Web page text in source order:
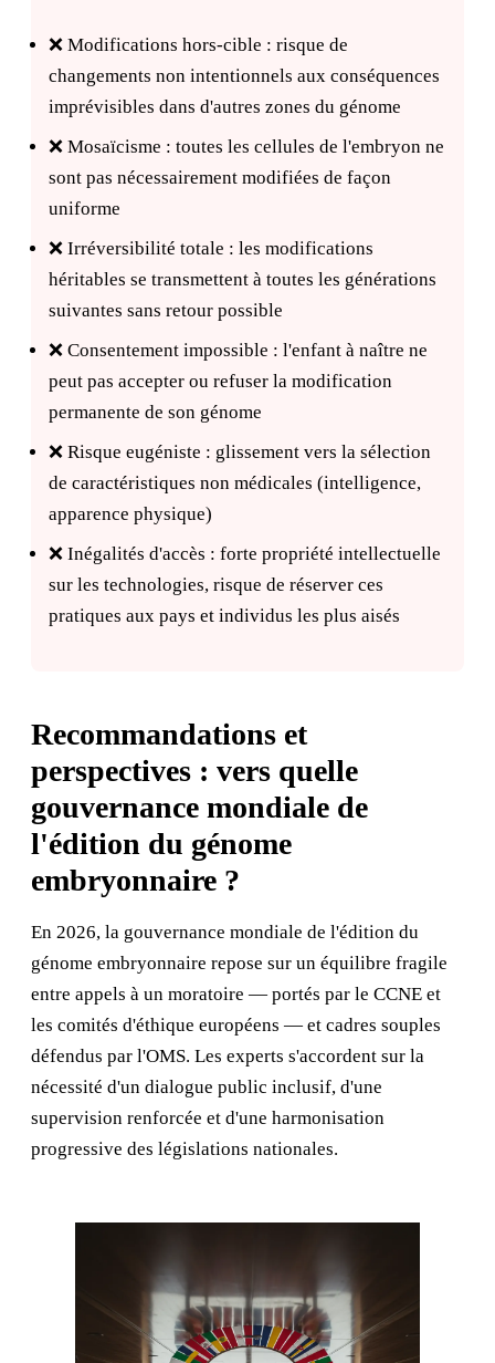
❌ Modifications hors-cible : risque de
changements non intentionnels aux conséquences
imprévisibles dans d'autres zones du génome
❌ Mosaïcisme : toutes les cellules de l'embryon ne
sont pas nécessairement modifiées de façon
uniforme
❌ Irréversibilité totale : les modifications
héritables se transmettent à toutes les générations
suivantes sans retour possible
❌ Consentement impossible : l'enfant à naître ne
peut pas accepter ou refuser la modification
permanente de son génome
❌ Risque eugéniste : glissement vers la sélection
de caractéristiques non médicales (intelligence,
apparence physique)
❌ Inégalités d'accès : forte propriété intellectuelle
sur les technologies, risque de réserver ces
pratiques aux pays et individus les plus aisés
Recommandations et
perspectives : vers quelle
gouvernance mondiale de
l'édition du génome
embryonnaire ?
En 2026, la gouvernance mondiale de l'édition du
génome embryonnaire repose sur un équilibre fragile
entre appels à un moratoire — portés par le CCNE et
les comités d'éthique européens — et cadres souples
défendus par l'OMS. Les experts s'accordent sur la
nécessité d'un dialogue public inclusif, d'une
supervision renforcée et d'une harmonisation
progressive des législations nationales.